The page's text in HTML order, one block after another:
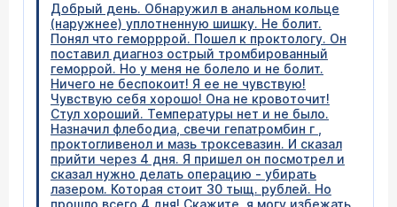
Добрый день. Обнаружил в анальном кольце
(наружнее) уплотненную шишку. Не болит.
Понял что геморррой. Пошел к проктологу. Он
поставил диагноз острый тромбированный
геморрой. Но у меня не болело и не болит.
Ничего не беспокоит! Я ее не чувствую!
Чувствую себя хорошо! Она не кровоточит!
Стул хороший. Температуры нет и не было.
Назначил флебодиа, свечи гепатромбин г ,
проктогливенол и мазь троксевазин. И сказал
прийти через 4 дня. Я пришел он посмотрел и
сказал нужно делать операцию - убирать
лазером. Которая стоит 30 тыщ. рублей. Но
прошло всего 4 дня! Скажите, я могу избежать